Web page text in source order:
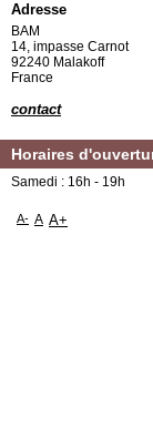
Adresse
BAM
14, impasse Carnot
92240 Malakoff
France
contact
Horaires
Samedi : 16h - 19h
A- A A+